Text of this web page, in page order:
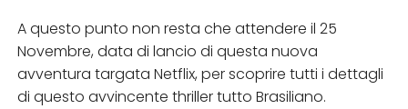
A questo punto non resta che attendere il 25
Novembre, data di lancio di questa nuova
avventura targata Netflix, per scoprire tutti i dettagli
di questo avvincente thriller tutto Brasiliano.